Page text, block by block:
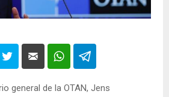
general de la OTAN, Jens